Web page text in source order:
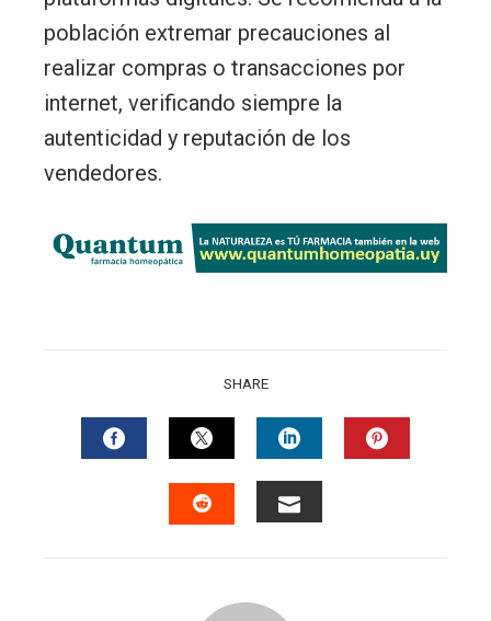
población extremar precauciones al
realizar compras o transacciones por
internet, verificando siempre la
autenticidad y reputación de los
vendedores.
SHARE
FACEBOOKTWITTERLINKEDIN